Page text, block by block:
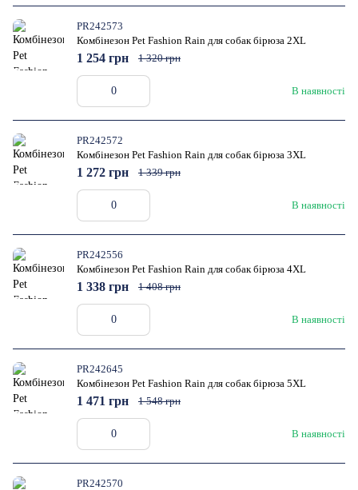
PR242573
Комбінезон Pet Fashion Rain для собак бірюза 2XL
В наявності
1 254 грн 1 320 грн
PR242572
Комбінезон Pet Fashion Rain для собак бірюза 3XL
В наявності
1 272 грн 1 339 грн
PR242556
Комбінезон Pet Fashion Rain для собак бірюза 4XL
В наявності
1 338 грн 1 408 грн
PR242645
Комбінезон Pet Fashion Rain для собак бірюза 5XL
В наявності
1 471 грн 1 548 грн
PR242570